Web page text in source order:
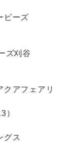
ビーズ
ズ刈谷
アフェアリ
）
グス